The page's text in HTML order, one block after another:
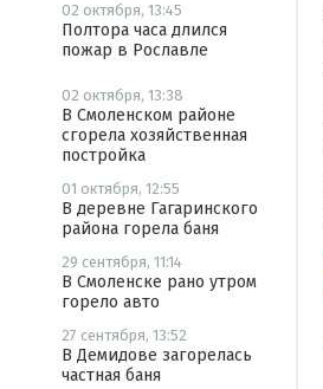
02 октября, 13:45
Полтора часа длился
пожар в Рославле
02 октября, 13:38
В Смоленском районе
сгорела хозяйственная
постройка
01 октября, 12:55
В деревне Гагаринского
района горела баня
29 сентября, 11:14
В Смоленске рано утром
горело авто
27 сентября, 13:52
В Демидове загорелась
частная баня